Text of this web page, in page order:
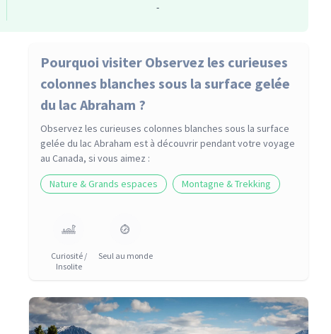
-
Pourquoi visiter Observez les curieuses
colonnes blanches sous la surface gelée
du lac Abraham ?
Observez les curieuses colonnes blanches sous la surface
gelée du lac Abraham est à découvrir pendant votre voyage
au Canada, si vous aimez :
Nature & Grands espaces
Montagne & Trekking
Curiosité /
Insolite
Seul au monde